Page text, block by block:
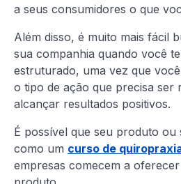
a seus consumidores o que
Além disso, é muito mais fácil
sua companhia quando você
estruturado, uma vez que
o tipo de ação que precisa ser
alcançar resultados positivos.
É possível que seu produto ou
como um curso de
empresas comecem a